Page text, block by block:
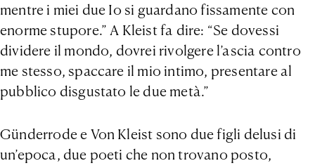
mentre i miei due Io si guardano fissamente con
enorme stupore.” A Kleist fa dire: “Se dovessi
dividere il mondo, dovrei rivolgere l’ascia contro
me stesso, spaccare il mio intimo, presentare al
pubblico disgustato le due metà.”
Günderrode e Von Kleist sono due figli delusi di
un’epoca, due poeti che non trovano posto,